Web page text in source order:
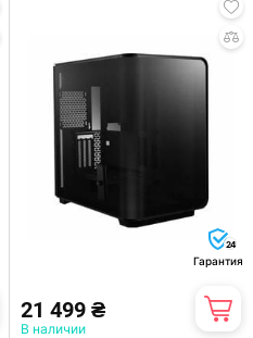
24
Гарантия
21 499 ₴
В наличии